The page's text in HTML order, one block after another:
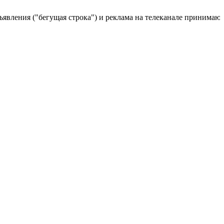
("бегущая строка") и реклама на телеканале